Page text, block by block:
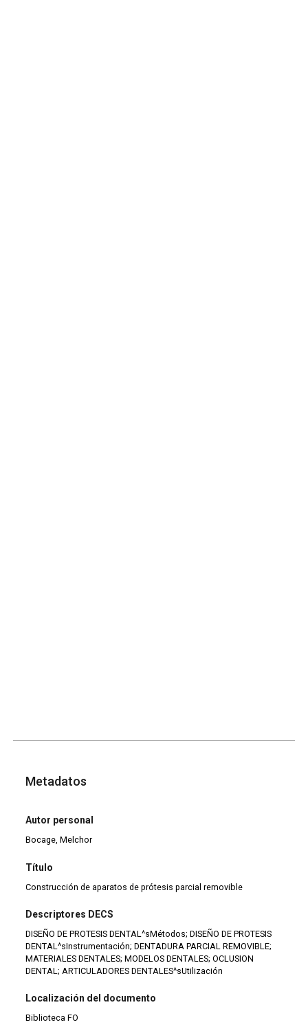
Metadatos
Autor personal
Bocage, Melchor
Título
Construcción de aparatos de prótesis parcial removible
Descriptores DECS
DISEÑO DE PROTESIS DENTAL^sMétodos; DISEÑO DE PROTESIS
DENTAL^sInstrumentación; DENTADURA PARCIAL REMOVIBLE;
MATERIALES DENTALES; MODELOS DENTALES; OCLUSION
DENTAL; ARTICULADORES DENTALES^sUtilización
Localización del documento
Biblioteca FO